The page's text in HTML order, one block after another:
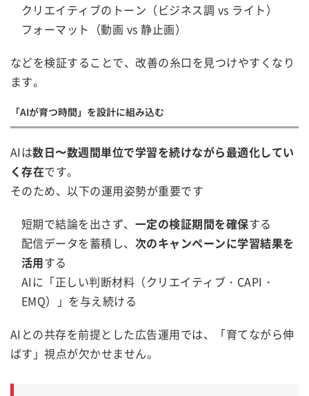
クリエイティブのトーン（ビジネス調 vs ライト）
フォーマット（動画 vs 静止画）
などを検証することで、改善の糸口を見つけやすくなり
ます。
「AIが育つ時間」を設計に組み込む
AIは数日〜数週間単位で学習を続けながら最適化してい
く存在です。
そのため、以下の運用姿勢が重要です
短期で結論を出さず、 一定の検証期間を確保する
配信データを蓄積し、 次のキャンペーンに学習結果を
活用する
AIに「正しい判断材料（クリエイティブ・CAPI・
EMQ）」を与え続ける
AIとの共存を前提とした広告運用では、「育てながら伸
ばす」視点が欠かせません。